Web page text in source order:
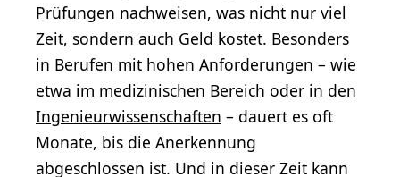
Prüfungen nachweisen, was nicht nur viel
Zeit, sondern auch Geld kostet. Besonders
in Berufen mit hohen Anforderungen – wie
etwa im medizinischen Bereich oder in den
Ingenieurwissenschaften – dauert es oft
Monate, bis die Anerkennung
abgeschlossen ist. Und in dieser Zeit kann